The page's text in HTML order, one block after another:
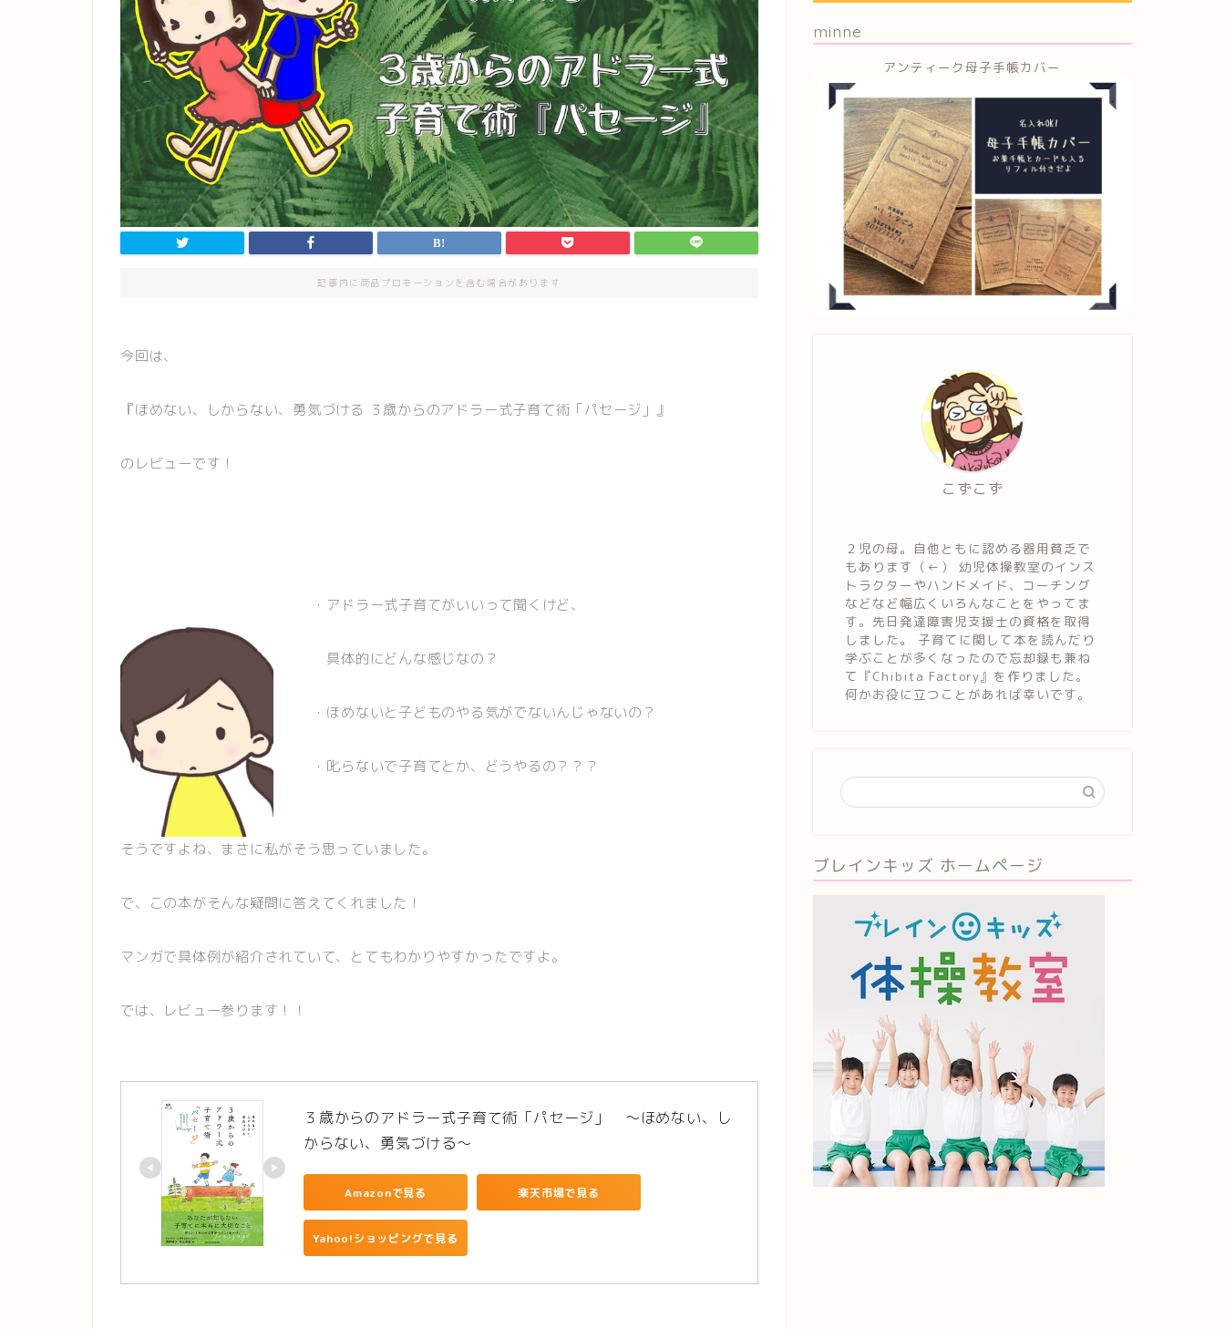
記事内に商品プロモーションを含む場合があります
今回は、
『ほめない、しからない、勇気づける ３歳からのアドラー式子育て術「パセージ」』
のレビューです！
・アドラー式子育てがいいって聞くけど、
具体的にどんな感じなの？
・ほめないと子どものやる気がでないんじゃないの？
・叱らないで子育てとか、どうやるの？？？
そうですよね、まさに私がそう思っていました。
で、この本がそんな疑問に答えてくれました！
マンガで具体例が紹介されていて、とてもわかりやすかったですよ。
では、レビュー参ります！！
３歳からのアドラー式子育て術「パセージ」　～ほめない、し
からない、勇気づける～
Amazonで見る 楽天市場で見る
Yahoo!ショッピングで見る
minne
アンティーク母子手帳カバー
こずこず
２児の母。自他ともに認める器用貧乏で
もあります（←） 幼児体操教室のインス
トラクターやハンドメイド、コーチング
などなど幅広くいろんなことをやってま
す。先日発達障害児支援士の資格を取得
しました。 子育てに関して本を読んだり
学ぶことが多くなったので忘却録も兼ね
て『Chibita Factory』を作りました。
何かお役に立つことがあれば幸いです。
ブレインキッズ ホームページ